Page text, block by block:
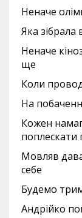
Неначе
Яка зібрала
Неначе
ще
Коли
На
Кожен
поплескати
Мовляв
себе
Будемо
Андрійко